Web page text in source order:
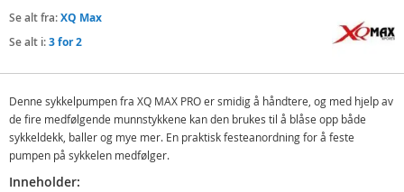
Se alt fra:XQ Max
Se alt i:3 for 2
Denne sykkelpumpen fra XQ MAX PRO er smidig å håndtere, og med hjelp av
de fire medfølgende munnstykkene kan den brukes til å blåse opp både
sykkeldekk, baller og mye mer. En praktisk festeanordning for å feste
pumpen på sykkelen medfølger.
Inneholder: